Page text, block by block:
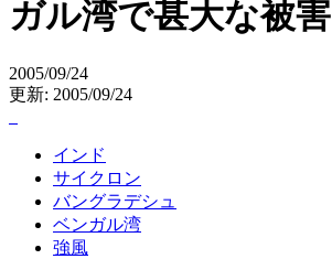
ガル湾で甚大な被害
2005/09/24
更新: 2005/09/24
インド
サイクロン
バングラデシュ
ベンガル湾
強風